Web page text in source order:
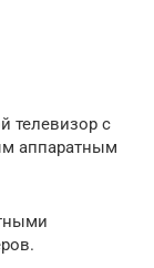
телевизор с
аппаратным